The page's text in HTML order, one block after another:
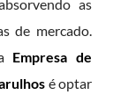
as
de mercado.
Empresa de
é optar